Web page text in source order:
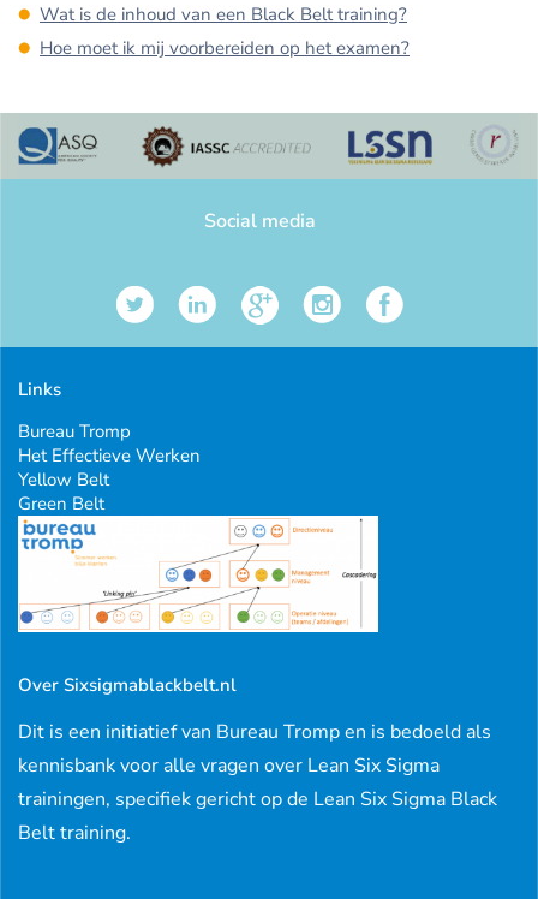
Wat is de inhoud van een Black Belt training?
Hoe moet ik mij voorbereiden op het examen?
Social media
Links
Bureau Tromp
Het Effectieve Werken
Yellow Belt
Green Belt
Over Sixsigmablackbelt.nl
Dit is een initiatief van Bureau Tromp en is bedoeld als
kennisbank voor alle vragen over Lean Six Sigma
trainingen, specifiek gericht op de Lean Six Sigma Black
Belt training.